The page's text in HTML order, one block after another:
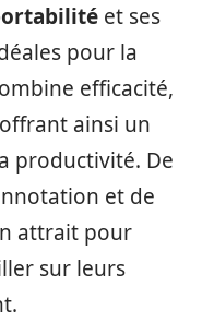
et ses
pour la
efficacité,
ainsi un
productivité. De
et de
attrait pour
sur leurs